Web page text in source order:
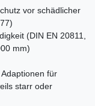
vor schädlicher
(DIN EN 20811,
mm)
für
starr oder